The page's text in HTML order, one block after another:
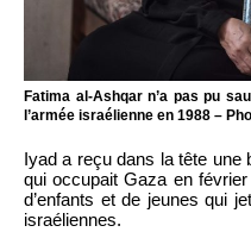
Fatima al-Ashqar n’a pas pu
l’armée israélienne en 1988 –
Iyad a reçu dans la tête une
qui occupait Gaza en
d’enfants et de jeunes qui
israéliennes.